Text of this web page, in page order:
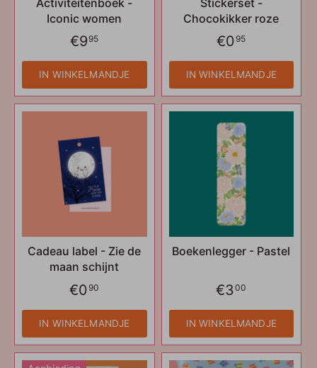
Activiteitenboek -
Iconic women
€995
IN WINKELMANDJE
Stickerset -
Chocokikker roze
€095
IN WINKELMANDJE
Cadeau label - Zie de
maan schijnt
€090
IN WINKELMANDJE
Boekenlegger - Pastel
€300
IN WINKELMANDJE